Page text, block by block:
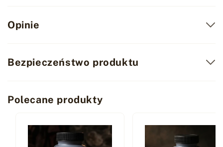
Opinie
Bezpieczeństwo produktu
Polecane produkty